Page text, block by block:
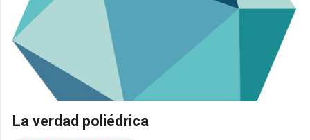
La verdad poliédrica